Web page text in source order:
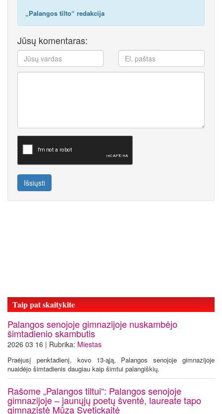
„Palangos tilto“ redakcija
Jūsų komentaras:
Išsiųsti
Taip pat skaitykite
Palangos senojoje gimnazijoje nuskambėjo
šimtadienio skambutis
2026 03 16 | Rubrika: Miestas
Praėjusį penktadienį, kovo 13-ąją, Palangos senojoje gimnazijoje
nuaidėjo šimtadienis daugiau kaip šimtui palangiškių.
Rašome „Palangos tiltui“: Palangos senojoje
gimnazijoje – jaunųjų poetų šventė, laureate tapo
gimnazistė Mūza Svetickaitė